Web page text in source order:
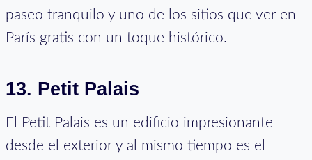
paseo tranquilo y uno de los sitios que ver en
París gratis con un toque histórico.
13. Petit Palais
El Petit Palais es un edificio impresionante
desde el exterior y al mismo tiempo es el